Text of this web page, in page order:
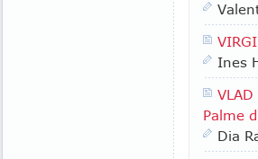
Ines
Palme
Dia